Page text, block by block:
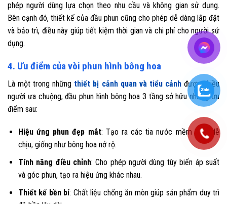
phép người dùng lựa chọn theo nhu cầu và không gian sử dụng.
Bên cạnh đó, thiết kế của đầu phun cũng cho phép dễ dàng lắp đặt
và bảo trì, điều này giúp tiết kiệm thời gian và chi phí cho người sử
dụng.
4. Ưu điểm của vòi phun hình bông hoa
Là một trong những thiết bị cảnh quan và tiểu cảnhđược nhiều
người ưa chuộng, đầu phun hình bông hoa 3 tầng sở hữu những ưu
điểm sau:
Hiệu ứng phun đẹp mắt: Tạo ra các tia nước mềm mại, dễ
chịu, giống như bông hoa nở rộ.
Tính năng điều chỉnh: Cho phép người dùng tùy biến áp suất
và góc phun, tạo ra hiệu ứng khác nhau.
Thiết kế bền bỉ: Chất liệu chống ăn mòn giúp sản phẩm duy trì